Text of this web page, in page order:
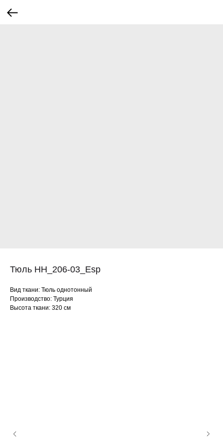
Тюль HH_206-03_Esp
Вид ткани: Тюль однотонный
Производство: Турция
Высота ткани: 320 см